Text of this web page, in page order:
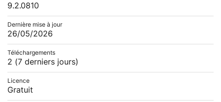
9.2.0810
Dernière mise à jour
26/05/2026
Téléchargements
2 (7 derniers jours)
Licence
Gratuit